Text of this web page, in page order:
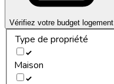
Vérifiez votre budget logement
Type de propriété
Maison